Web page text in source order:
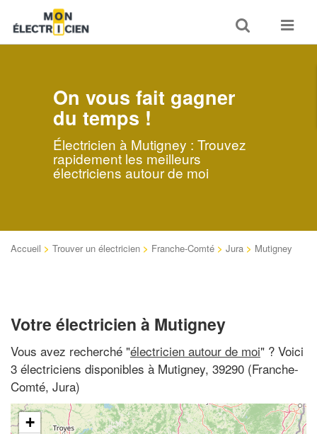
Toggle
search
Toggle
On vous fait gagner
du temps !
Électricien à Mutigney : Trouvez
rapidement les meilleurs
électriciens autour de moi
Accueil > Trouver un électricien > Franche-Comté > Jura > Mutigney
Votre électricien à Mutigney
Vous avez recherché "électricien autour de moi" ? Voici
3 électriciens disponibles à Mutigney, 39290 (Franche-
Comté, Jura)
+